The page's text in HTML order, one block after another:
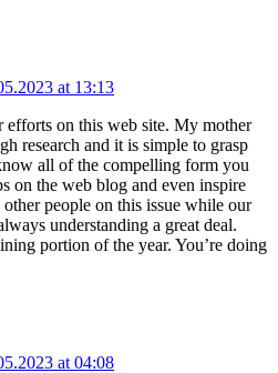
at 13:13
efforts on this web site. My mother
research and it is simple to grasp
all of the compelling form you
on the web blog and even inspire
people on this issue while our
understanding a great deal.
portion of the year. You’re doing
at 04:08